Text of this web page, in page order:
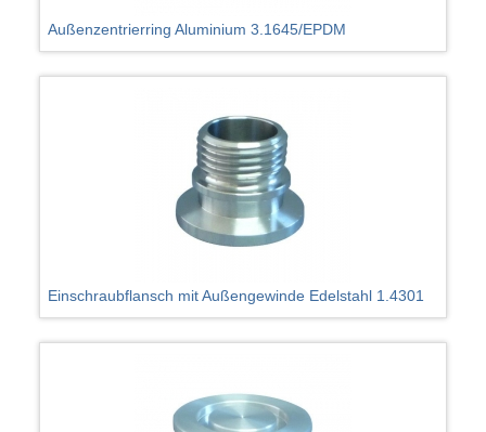
Außenzentrierring Aluminium 3.1645/EPDM
Einschraubflansch mit Außengewinde Edelstahl 1.4301